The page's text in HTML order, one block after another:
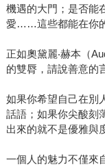
機遇的大門；是否能
愛……這些都能在你
正如奧黛麗‧赫本（
的雙脣，請說善意的
如果你希望自己在別
話語；如果你尖酸刻
出來的就不是優雅與
一個人的魅力不僅來